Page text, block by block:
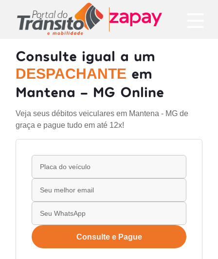
Consulte igual a um
DESPACHANTE em
Mantena - MG Online
Veja seus débitos veiculares em Mantena - MG de
graça e pague tudo em até 12x!
Consulte e Pague